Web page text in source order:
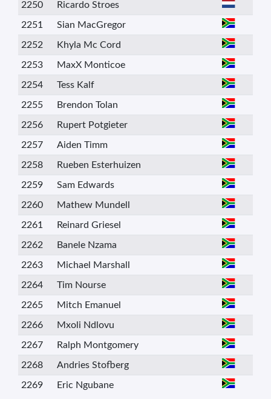
2250 Ricardo Stroes
2251 Sian MacGregor
2252 Khyla Mc Cord
2253 MaxX Monticoe
2254 Tess Kalf
2255 Brendon Tolan
2256 Rupert Potgieter
2257 Aiden Timm
2258 Rueben Esterhuizen
2259 Sam Edwards
2260 Mathew Mundell
2261 Reinard Griesel
2262 Banele Nzama
2263 Michael Marshall
2264 Tim Nourse
2265 Mitch Emanuel
2266 Mxoli Ndlovu
2267 Ralph Montgomery
2268 Andries Stofberg
2269 Eric Ngubane